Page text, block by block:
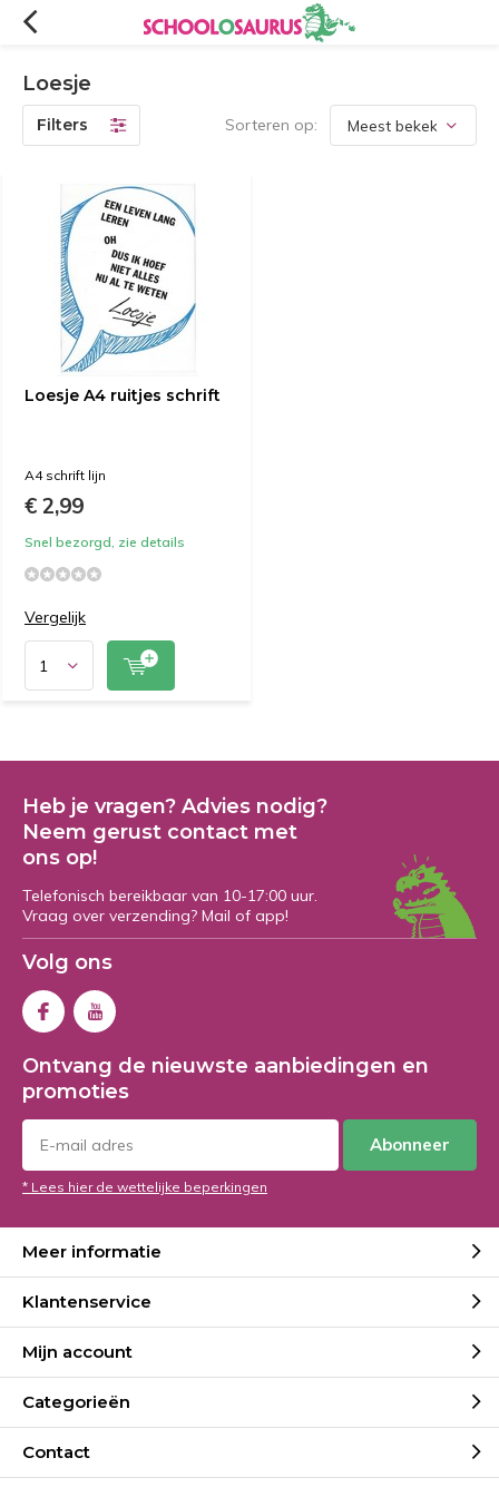
Loesje
Filters Sorteren op:
Loesje A4 ruitjes schrift
A4 schrift lijn
€ 2,99
Snel bezorgd, zie details
Vergelijk
Heb je vragen? Advies nodig?
Neem gerust contact met
ons op!
Telefonisch bereikbaar van 10-17:00 uur.
Vraag over verzending? Mail of app!
Volg ons
Ontvang de nieuwste aanbiedingen en
promoties
Abonneer
* Lees hier de wettelijke beperkingen
Meer informatie
Klantenservice
Mijn account
Categorieën
Contact